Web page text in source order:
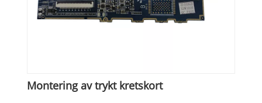
Montering av trykt kretskort